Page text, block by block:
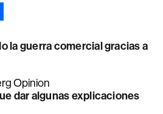
la guerra comercial gracias a
Opinion
dar algunas explicaciones